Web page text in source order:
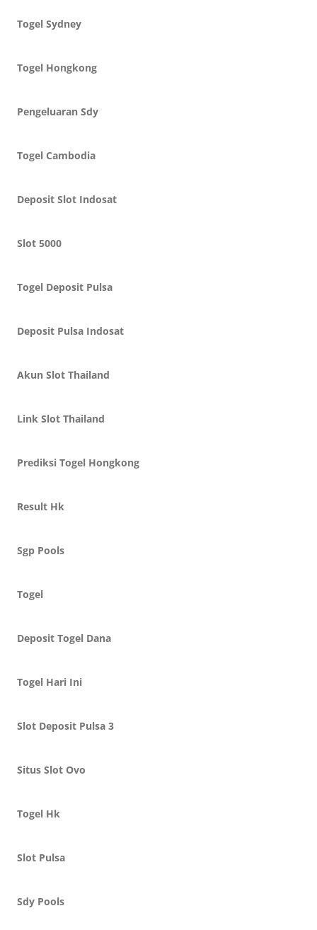
Togel Sydney
Togel Hongkong
Pengeluaran Sdy
Togel Cambodia
Deposit Slot Indosat
Slot 5000
Togel Deposit Pulsa
Deposit Pulsa Indosat
Akun Slot Thailand
Link Slot Thailand
Prediksi Togel Hongkong
Result Hk
Sgp Pools
Togel
Deposit Togel Dana
Togel Hari Ini
Slot Deposit Pulsa 3
Situs Slot Ovo
Togel Hk
Slot Pulsa
Sdy Pools